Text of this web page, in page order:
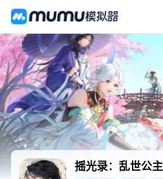
摇光录：乱世公主